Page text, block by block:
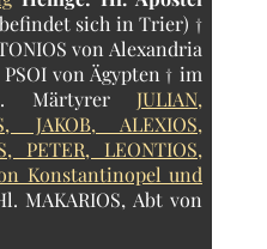
sich in Trier) †
von Alexandria
von Ägypten † im
Märtyrer JULIAN,
JAKOB, ALEXIOS,
PETER, LEONTIOS,
Konstantinopel und
MAKARIOS, Abt von